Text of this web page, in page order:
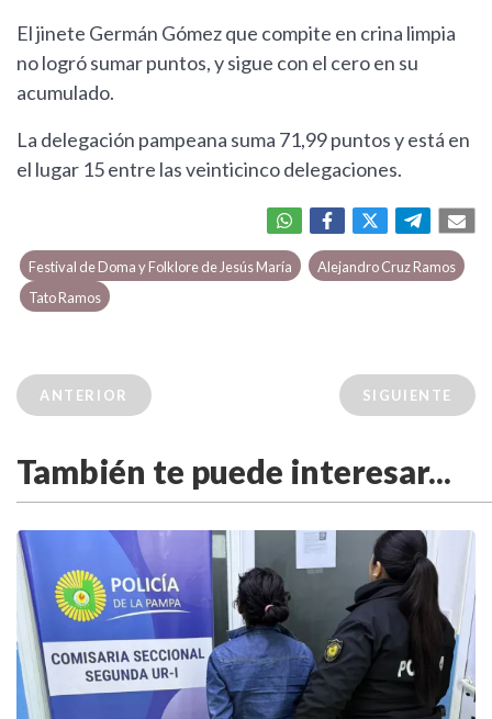
El jinete Germán Gómez que compite en crina limpia
no logró sumar puntos, y sigue con el cero en su
acumulado.
La delegación pampeana suma 71,99 puntos y está en
el lugar 15 entre las veinticinco delegaciones.
Festival de Doma y Folklore de Jesús María
Alejandro Cruz Ramos
Tato Ramos
ANTERIOR SIGUIENTE
También te puede interesar...